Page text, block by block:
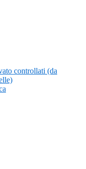
controllati (da